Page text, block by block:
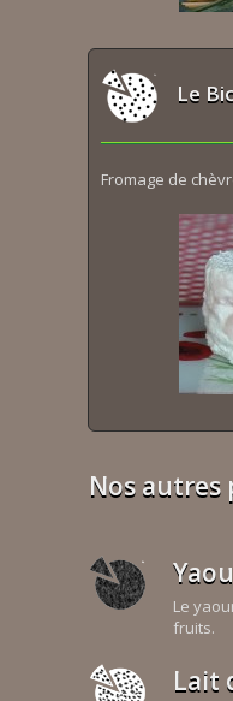
Le
Fromage de
Nos
Le
fruits.
Lait